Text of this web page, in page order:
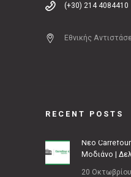
(+30) 214 4084410
Εθνικής
RECENT POSTS
Νέο
Μοδιάνο |
20